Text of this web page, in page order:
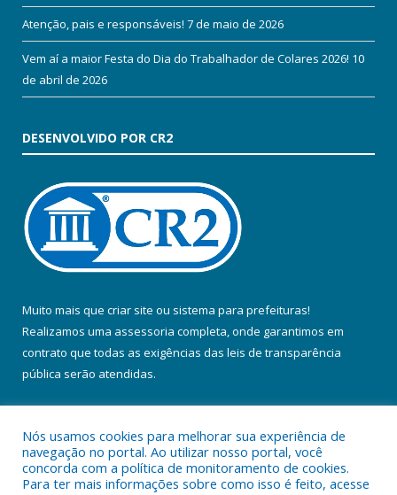
Atenção, pais e responsáveis! 7 de maio de 2026
Vem aí a maior Festa do Dia do Trabalhador de Colares 2026! 10
de abril de 2026
DESENVOLVIDO POR CR2
Muito mais que criar site ou sistema para prefeituras!
Realizamos uma assessoria completa, onde garantimos em
contrato que todas as exigências das leis de transparência
pública serão atendidas.
Nós usamos cookies para melhorar sua experiência de
navegação no portal. Ao utilizar nosso portal, você
concorda com a política de monitoramento de cookies.
Para ter mais informações sobre como isso é feito, acesse